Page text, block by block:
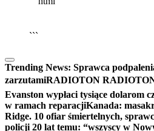
```
Trending News: Sprawca
zarzutamiRADIOTON
Evanston wypłaci tysiące dolarom
w ramach reparacjiKanada:
Ridge. 10 ofiar śmiertelnych,
policji 20 lat temu: “wszyscy w